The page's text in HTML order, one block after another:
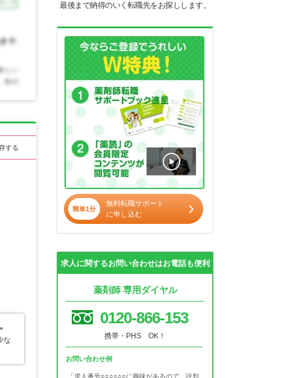
する
な
最後まで納得のいく転職先をお探しします。
簡単1分
無料転職サポート
に申し込む
求人に関するお問い合わせはお電話も便利
薬剤師 専用ダイヤル
0120-866-153
携帯・PHS OK！
お問い合わせ例
「求人番号○○○○○○に興味があるので、評判